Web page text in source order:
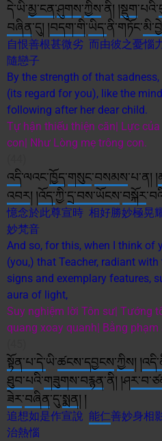
དེ་ཡི་མྱ་ངན་ཤུགས་ཀྱིས་ནི། །སྡུག་པའི་
བཞིན་དུ། །བདག་གི་ཡིད་ནི་གཏོང་མི་
自恨善根甚微劣 而由彼之憂惱
隨戀子
By the strength of that
(its regard for you), like the
following after her dear child.
Tự hận thiếu thiện căn| Lực
con| Như Lòng mẹ trông con.
འདི་ལའང་ཁྱོད་གསུང་བསམས་པ་ན། །
འབར། །འོད་ཀྱི་དྲ་བས་ཡོངས་བསྐོར
憶念於此尊宣時 相好勝妙極晃
妙梵音
And so, for this, when I think of
(you,) that Teacher, radiant
signs and exemplary features,
aura of light,
Suy nghiệm lời Tôn sư| Tướng
quang xoay quanh| Bằng
སྟོན་པ་དེ་ཡི་ཚངས་དབྱངས་ཀྱིས། །
ཐུབ་པའི་གཟུགས་བརྙན་ནི། །ཤར་བ་
ཟེར་བཞིན་དུ་སྨན། །
追想如是作宣說 能仁善妙身相
治熱惱